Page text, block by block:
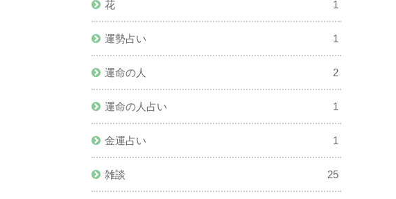
花 1
運勢占い 1
運命の人 2
運命の人占い 1
金運占い 1
雑談 25